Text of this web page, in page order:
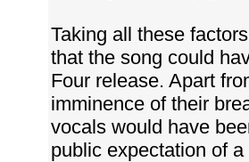
Taking all these
that the song could
Four release. Apart
imminence of their
vocals would have
public expectation of